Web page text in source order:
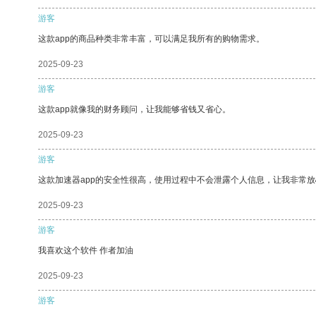
游客
这款app的商品种类非常丰富，可以满足我所有的购物需求。
2025-09-23
游客
这款app就像我的财务顾问，让我能够省钱又省心。
2025-09-23
游客
这款加速器app的安全性很高，使用过程中不会泄露个人信息，让我非常
2025-09-23
游客
我喜欢这个软件 作者加油
2025-09-23
游客